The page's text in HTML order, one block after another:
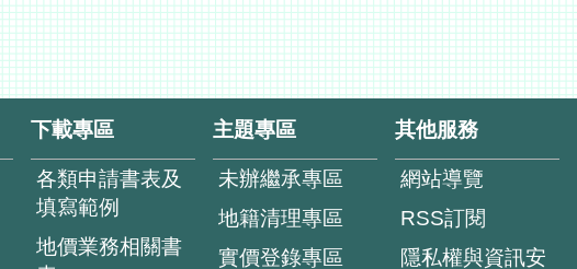
下載專區
各類申請書表及
填寫範例
地價業務相關書
主題專區
未辦繼承專區
地籍清理專區
實價登錄專區
其他服務
網站導覽
RSS訂閱
隱私權與資訊安